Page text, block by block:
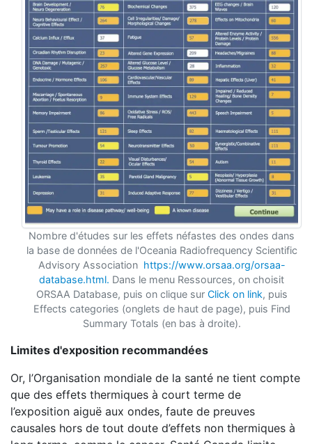
Nombre d'études sur les effets néfastes des ondes dans
la base de données de l'Oceania Radiofrequency Scientific
Advisory Association https://www.orsaa.org/orsaa-
database.html. Dans le menu Ressources, on choisit
ORSAA Database, puis on clique sur Click on link, puis
Effects categories (onglets de haut de page), puis Find
Summary Totals (en bas à droite).
Limites d'exposition recommandées
Or, l’Organisation mondiale de la santé ne tient compte
que des effets thermiques à court terme de
l’exposition aiguë aux ondes, faute de preuves
causales hors de tout doute d’effets non thermiques à